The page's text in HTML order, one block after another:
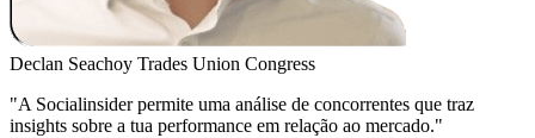
Declan Seachoy Trades Union Congress
"A Socialinsider permite uma análise de concorrentes que traz
insights sobre a tua performance em relação ao mercado."